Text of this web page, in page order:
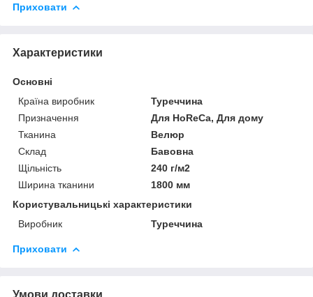
Приховати
Характеристики
Основні
Країна виробник
Туреччина
Призначення
Для HoReCa, Для дому
Тканина
Велюр
Склад
Бавовна
Щільність
240 г/м2
Ширина тканини
1800 мм
Користувальницькі характеристики
Виробник
Туреччина
Приховати
Умови доставки